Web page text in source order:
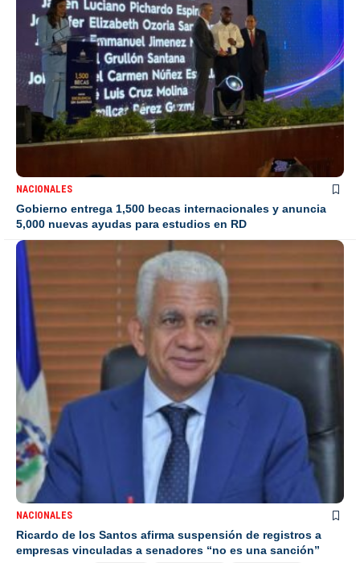
NACIONALES
Gobierno entrega 1,500 becas internacionales y anuncia
5,000 nuevas ayudas para estudios en RD
NACIONALES
Ricardo de los Santos afirma suspensión de registros a
empresas vinculadas a senadores “no es una sanción”